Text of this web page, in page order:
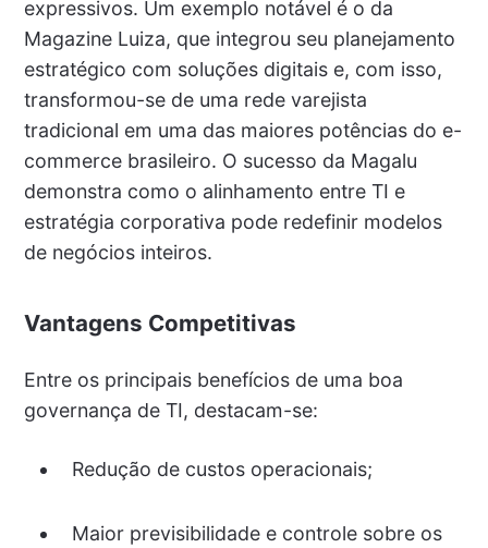
expressivos. Um exemplo notável é o da
Magazine Luiza, que integrou seu planejamento
estratégico com soluções digitais e, com isso,
transformou-se de uma rede varejista
tradicional em uma das maiores potências do e-
commerce brasileiro. O sucesso da Magalu
demonstra como o alinhamento entre TI e
estratégia corporativa pode redefinir modelos
de negócios inteiros.
Vantagens Competitivas
Entre os principais benefícios de uma boa
governança de TI, destacam-se:
Redução de custos operacionais;
Maior previsibilidade e controle sobre os